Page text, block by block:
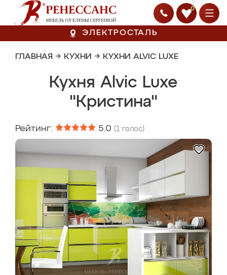
0
ЭЛЕКТРОСТАЛЬ
ГЛАВНАЯ → КУХНИ → КУХНИ ALVIC LUXE
Кухня Alvic Luxe
"Кристина"
Рейтинг: 5.0 (1 голос)